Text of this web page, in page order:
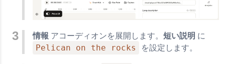
情報 アコーディオンを展開します。 短い説明 に
Pelican on the rocks を設定します。